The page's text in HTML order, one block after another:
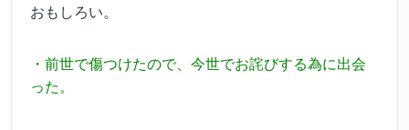
おもしろい。
・前世で傷つけたので、今世でお詫びする為に出会
った。